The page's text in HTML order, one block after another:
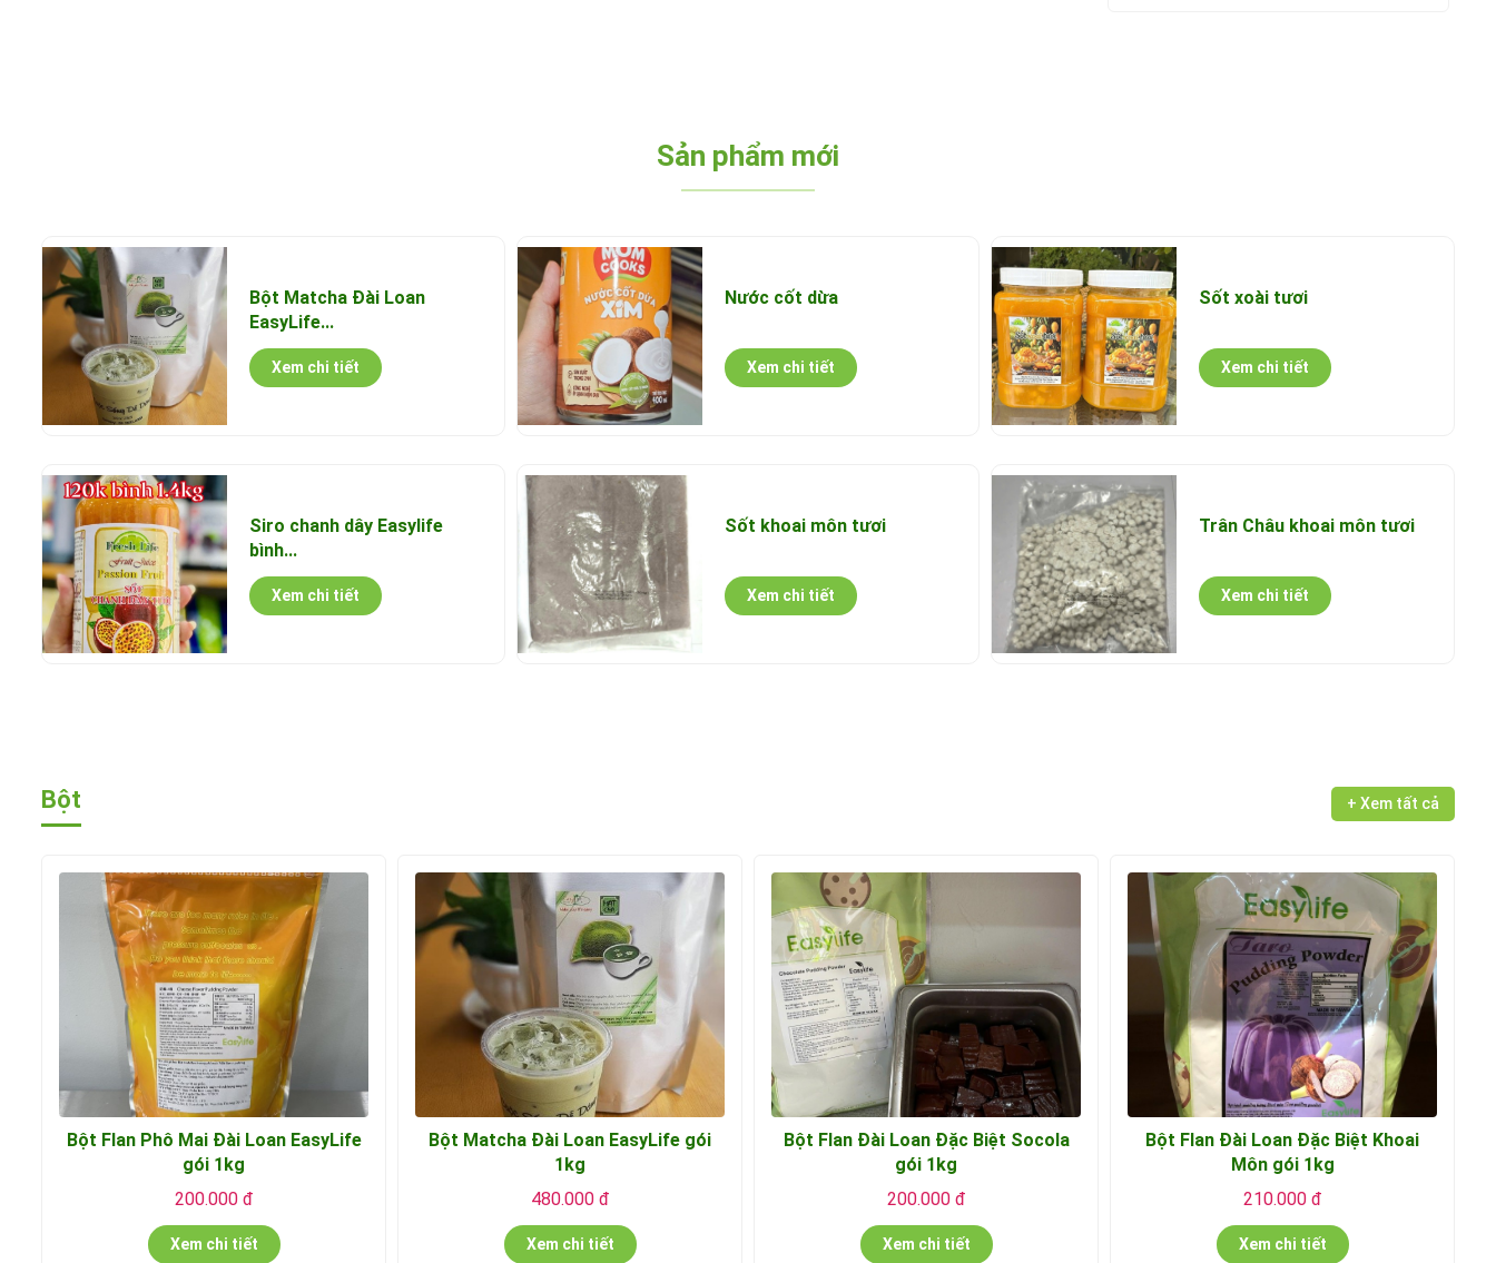
Sản phẩm mới
Bột Matcha Đài Loan
EasyLife...
Xem chi tiết
Nước cốt dừa
Xem chi tiết
Sốt xoài tươi
Xem chi tiết
Siro chanh dây Easylife
bình...
Xem chi tiết
Sốt khoai môn tươi
Xem chi tiết
Trân Châu khoai môn tươi
Xem chi tiết
Bột + Xem tất cả
Bột Flan Phô Mai Đài Loan EasyLife
gói 1kg
200.000 đ
Xem chi tiết
Bột Matcha Đài Loan EasyLife gói
1kg
480.000 đ
Xem chi tiết
Bột Flan Đài Loan Đặc Biệt Socola
gói 1kg
200.000 đ
Xem chi tiết
Bột Flan Đài Loan Đặc Biệt Khoai
Môn gói 1kg
210.000 đ
Xem chi tiết